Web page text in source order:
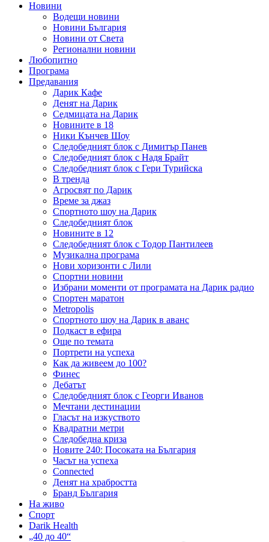
Новини
Водещи новини
Новини България
Новини от Света
Регионални новини
Любопитно
Програма
Предавания
Дарик Кафе
Денят на Дарик
Седмицата на Дарик
Новините в 18
Ники Кънчев Шоу
Следобедният блок с Димитър Панев
Следобедният блок с Надя Брайт
Следобедният блок с Гери Турийска
В тренда
Агросвят по Дарик
Време за джаз
Спортното шоу на Дарик
Следобедният блок
Новините в 12
Следобедният блок с Тодор Пантилеев
Музикална програма
Нови хоризонти с Лили
Спортни новини
Избрани моменти от програмата на Дарик радио
Спортен маратон
Metropolis
Спортното шоу на Дарик в аванс
Подкаст в ефира
Още по темата
Портрети на успеха
Как да живеем до 100?
Финес
Дебатът
Следобедният блок с Георги Иванов
Мечтани дестинации
Гласът на изкуството
Квадратни метри
Следобедна криза
Новите 240: Посоката на България
Часът на успеха
Connected
Денят на храбростта
Бранд България
На живо
Спорт
Darik Health
„40 до 40“